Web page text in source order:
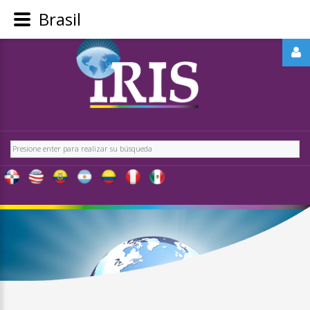
Buscar
REGÍSTRATE
OBTÉN
EXCLUSIVO
PARA
USUARIOS
IRIS
Brasil